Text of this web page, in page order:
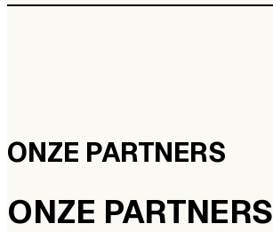
ONZE PARTNERS
ONZE PARTNERS